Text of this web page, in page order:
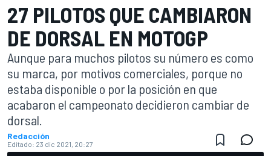
27 PILOTOS QUE CAMBIARON
DE DORSAL EN MOTOGP
Aunque para muchos pilotos su número es como
su marca, por motivos comerciales, porque no
estaba disponible o por la posición en que
acabaron el campeonato decidieron cambiar de
dorsal.
Redacción
Editado: 23 dic 2021, 20:27